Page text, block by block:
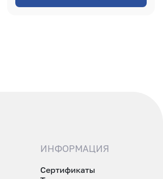
ИНФОРМАЦИЯ
Сертификаты